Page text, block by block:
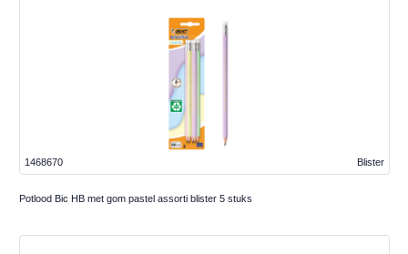
Blister
1468670
Potlood Bic HB met gom pastel assorti blister 5 stuks